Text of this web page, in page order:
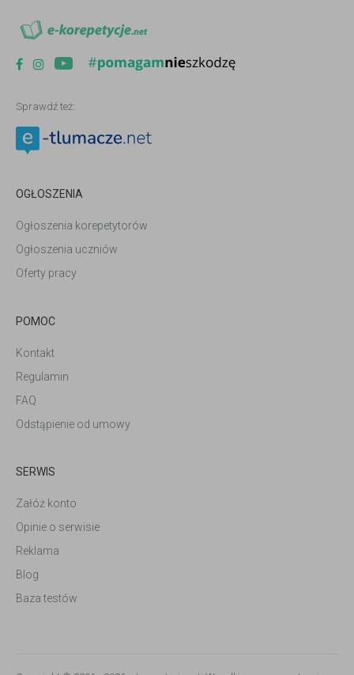
Sprawdź też:
OGŁOSZENIA
Ogłoszenia korepetytorów
Ogłoszenia uczniów
Oferty pracy
POMOC
Kontakt
Regulamin
FAQ
Odstąpienie od umowy
SERWIS
Załóż konto
Opinie o serwisie
Reklama
Blog
Baza testów